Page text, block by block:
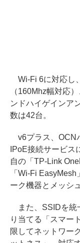
Wi-Fi 6に対応し
（160Mhz幅対応
ンドハイゲインア
数は42台。
v6プラス、OCN
IPoE接続サービ
自の「TP-Link
「Wi-Fi
ーク機器とメッシ
また、SSIDを統
り当てる「スマー
限してネットワー